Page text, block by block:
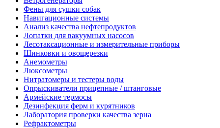
Фены для сушки собак
Навигационные системы
Анализ качества нефтепродуктов
Лопатки для вакуумных насосов
Лесотаксационные и измерительные приборы
Шинковки и овощерезки
Анемометры
Люксометры
Нитратомеры и тестеры воды
Опрыскиватели прицепные / штанговые
Армейские термосы
Дезинфекция ферм и курятников
Лаборатория проверки качества зерна
Рефрактометры